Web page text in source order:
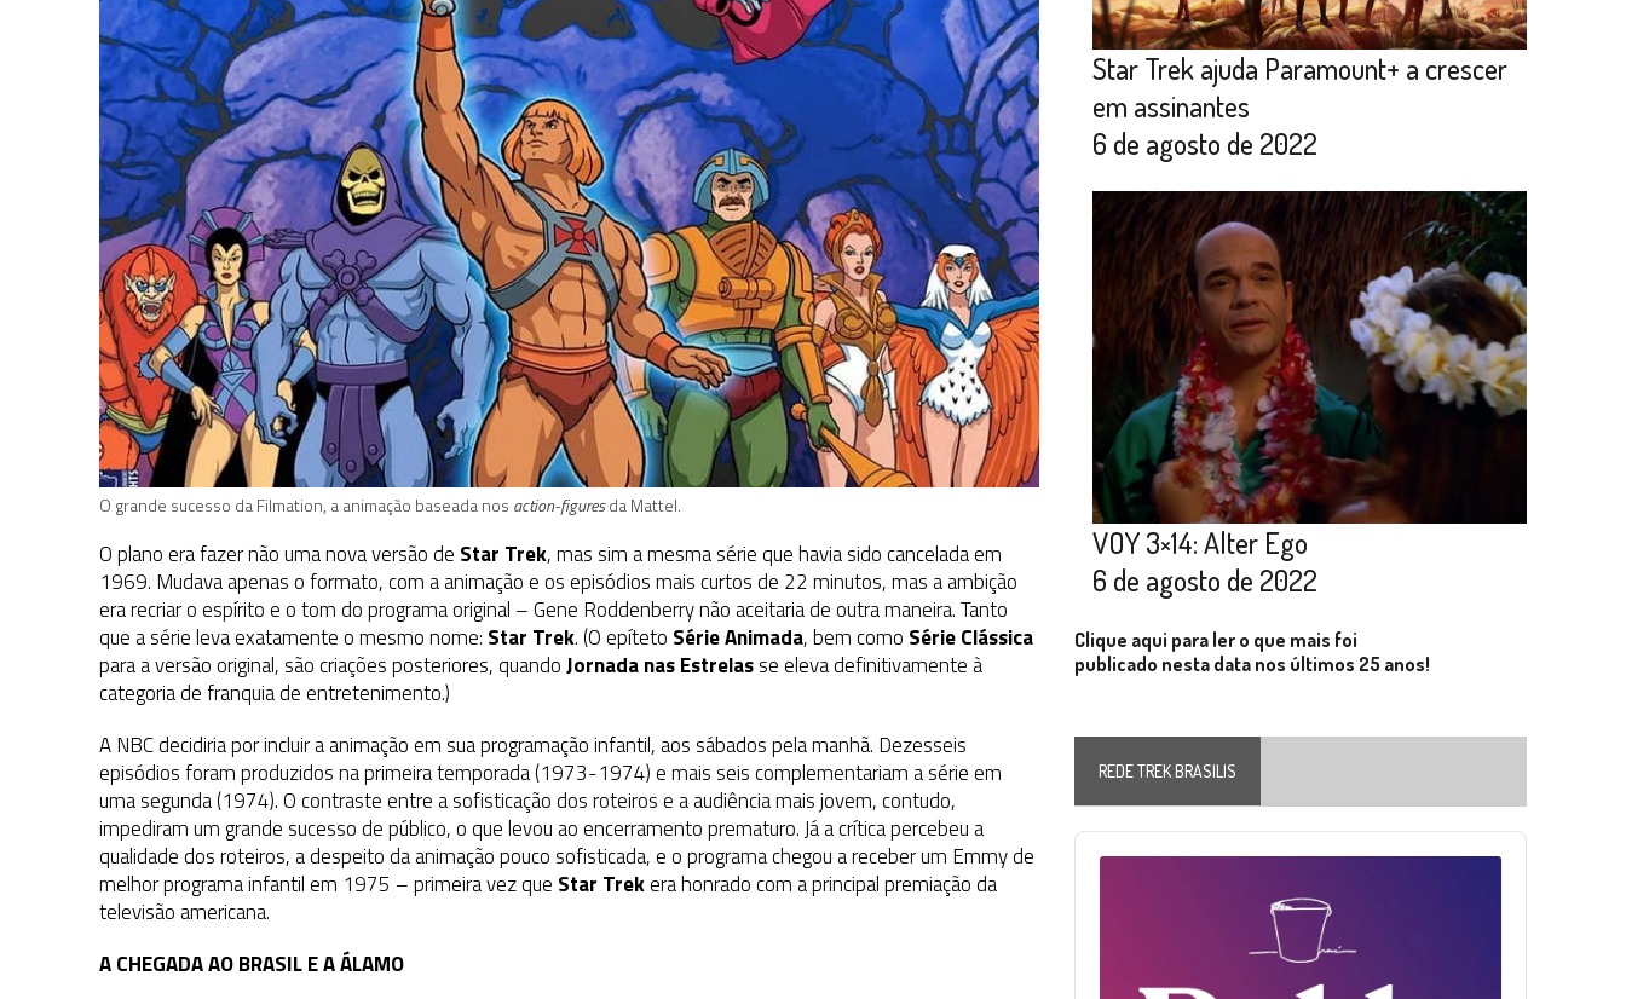
O grande sucesso da Filmation, a animação baseada nos action-figuresda Mattel.
O plano era fazer não uma nova versão de Star Trek, mas sim a mesma série que havia sido cancelada em
1969. Mudava apenas o formato, com a animação e os episódios mais curtos de 22 minutos, mas a ambição
era recriar o espírito e o tom do programa original – Gene Roddenberry não aceitaria de outra maneira. Tanto
que a série leva exatamente o mesmo nome: Star Trek. (O epíteto Série Animada, bem como Série Clássica
para a versão original, são criações posteriores, quandoJornada nas Estrelasse eleva definitivamente à
categoria de franquia de entretenimento.)
A NBC decidiria por incluir a animação em sua programação infantil, aos sábados pela manhã. Dezesseis
episódios foram produzidos na primeira temporada (1973-1974) e mais seis complementariam a série em
uma segunda (1974). O contraste entre a sofisticação dos roteiros e a audiência mais jovem, contudo,
impediram um grande sucesso de público, o que levou ao encerramento prematuro. Já a crítica percebeu a
qualidade dos roteiros, a despeito da animação pouco sofisticada, e o programa chegou a receber um Emmy de
melhor programa infantil em 1975 – primeira vez que Star Trekera honrado com a principal premiação da
televisão americana.
A CHEGADA AO BRASIL E A ÁLAMO
Star Trek ajuda Paramount+ a crescer
em assinantes
6 de agosto de 2022
VOY 3×14: Alter Ego
6 de agosto de 2022
Clique aqui para ler o que mais foi
publicado nesta data nos últimos 25 anos!
REDE TREK BRASILIS
Audio
Player